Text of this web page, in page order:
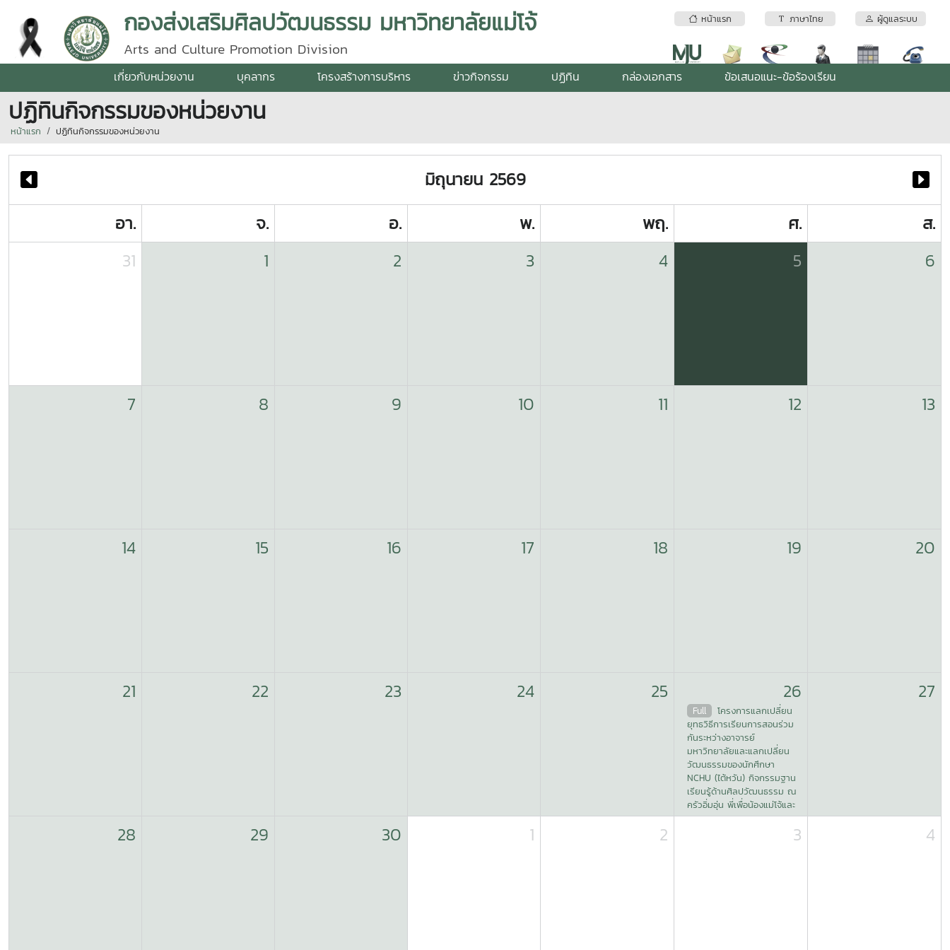
หน้าแรก ภาษาไทย ผู้ดูแลระบบ
กองส่งเสริมศิลปวัฒนธรรม มหาวิทยาลัยแม่โจ้
Arts and Culture Promotion Division
เกี่ยวกับหน่วยงาน บุคลากร โครงสร้างการบริหาร ข่าวกิจกรรม ปฏิทิน กล่องเอกสาร ข้อเสนอแนะ-ข้อร้องเรียน
ปฏิทินกิจกรรมของหน่วยงาน
หน้าแรก ปฏิทินกิจกรรมของหน่วยงาน
มิถุนายน 2569
อา.
จ. อ. พ. พฤ. ศ.
ส.
31
1 2 3 4 5 6
7 8 9 10 11 12 13
14 15 16 17 18 19 20
21 22 23 24 25 26
Full
โครงการแลกเปลี่ยน
ยุทธวิธีการเรียนการสอนร่วม
กันระหว่างอาจารย์
มหาวิทยาลัยและแลกเปลี่ยน
วัฒนธรรมของนักศึกษา
NCHU (ไต้หวัน) กิจกรรมฐาน
เรียนรู้ด้านศิลปวัฒนธรรม ณ
ครัวอิ่มอุ่น พี่เพื่อน้องแม่โจ้และ
อาคารเรือนธรรมแม่โจ้ 60 ปี
27
28 29 30 1 2 3 4